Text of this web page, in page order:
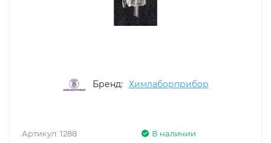
Бренд: Химлаборприбор
В наличии
Артикул: 1288